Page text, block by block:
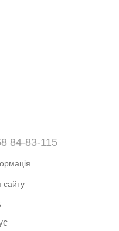
84-83-115
сайту